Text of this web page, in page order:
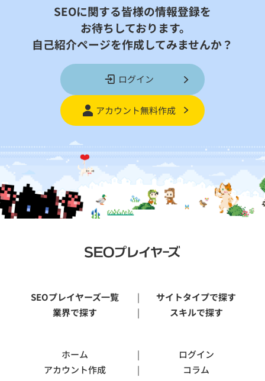
SEOに関する皆様の情報登録を
お待ちしております。
自己紹介ページを作成してみませんか？
ログイン
アカウント無料作成
SEOプレイヤーズ一覧
サイトタイプで探す
業界で探す
スキルで探す
ホーム
ログイン
アカウント作成
コラム